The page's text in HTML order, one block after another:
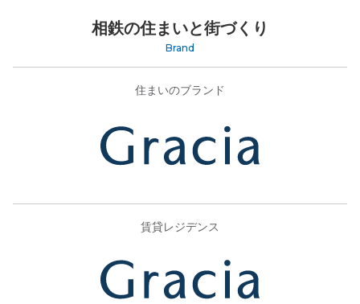
相鉄の住まいと街づくり
Brand
住まいのブランド
賃貸レジデンス